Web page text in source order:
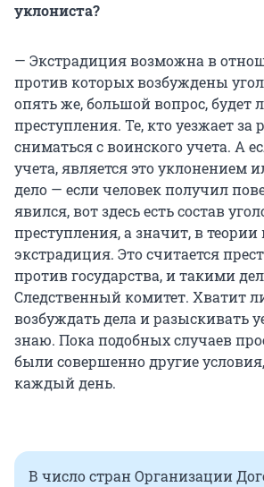
уклониста?
— Экстрадиция возможна в
против которых возбуждены
опять же, большой вопрос, будет
преступления. Те, кто уезжает за
сниматься с воинского учета. А
учета, является это уклонением
дело — если человек получил
явился, вот здесь есть состав
преступления, а значит, в
экстрадиция. Это считается
против государства, и такими
Следственный комитет. Хватит
возбуждать дела и разыскивать
знаю. Пока подобных случаев
были совершенно другие
каждый день.
В число стран Организации